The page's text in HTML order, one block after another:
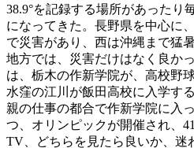
38.9°を記録する場所があったり
になってきた。長野県を中心に
で災害があり、西は沖縄まで猛
地方では、災害だけはなく良か
は、栃木の作新学院が、高校野
水窪の江川が飯田高校に入学す
親の仕事の都合で作新学院に入
つ、オリンピックが開催され、
TV、どちらを見たら良いか、迷